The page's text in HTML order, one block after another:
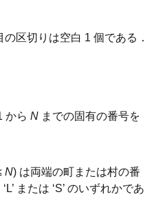
区切りは空白 1 個である．
から N までの固有の番号を
N) は両端の町または村の番
‘L’ または ‘S’ のいずれかであ